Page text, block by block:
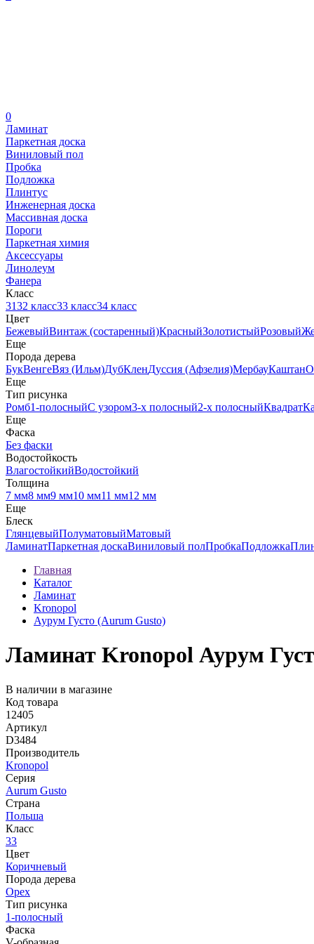
0
Ламинат
Паркетная доска
Виниловый пол
Пробка
Подложка
Плинтус
Инженерная доска
Массивная доска
Пороги
Паркетная химия
Аксессуары
Линолеум
Фанера
Класс
3132 класс33 класс34 класс
Цвет
БежевыйВинтаж (состаренный)КрасныйЗолотистыйРозовый
Еще
Порода дерева
БукВенгеВяз (Ильм)ДубКленДуссия (Афзелия)МербауКаштан
Еще
Тип рисунка
Ромб1-полосныйС узором3-х полосный2-х полосныйКвадрат
Еще
Фаска
Без фаски
Водостойкость
ВлагостойкийВодостойкий
Толщина
7 мм8 мм9 мм10 мм11 мм12 мм
Еще
Блеск
ГлянцевыйПолуматовыйМатовый
ЛаминатПаркетная доскаВиниловый полПробкаПодложка
Главная
Каталог
Ламинат
Kronopol
Аурум Густо (Aurum Gusto)
Ламинат Kronopol Аурум
В наличии в магазине
Код товара
12405
Артикул
D3484
Производитель
Kronopol
Серия
Aurum Gusto
Страна
Польша
Класс
33
Цвет
Коричневый
Порода дерева
Орех
Тип рисунка
1-полосный
Фаска